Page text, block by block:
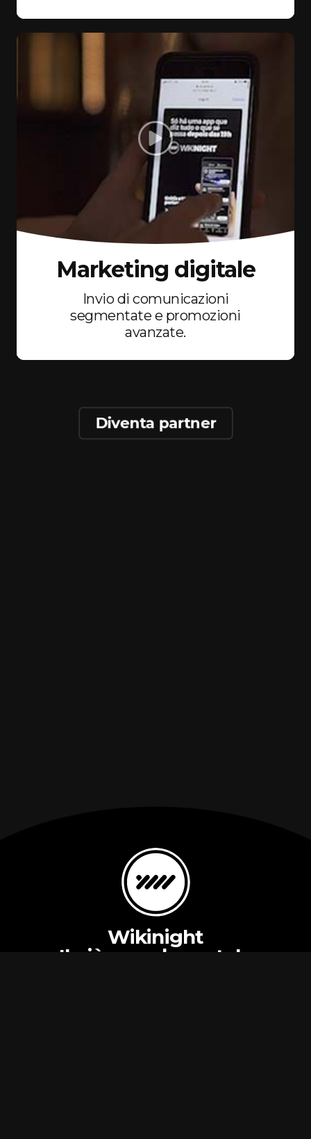
Marketing digitale
Invio di comunicazioni
segmentate e promozioni
avanzate.
Diventa partner
Wikinight
Il più grande portale